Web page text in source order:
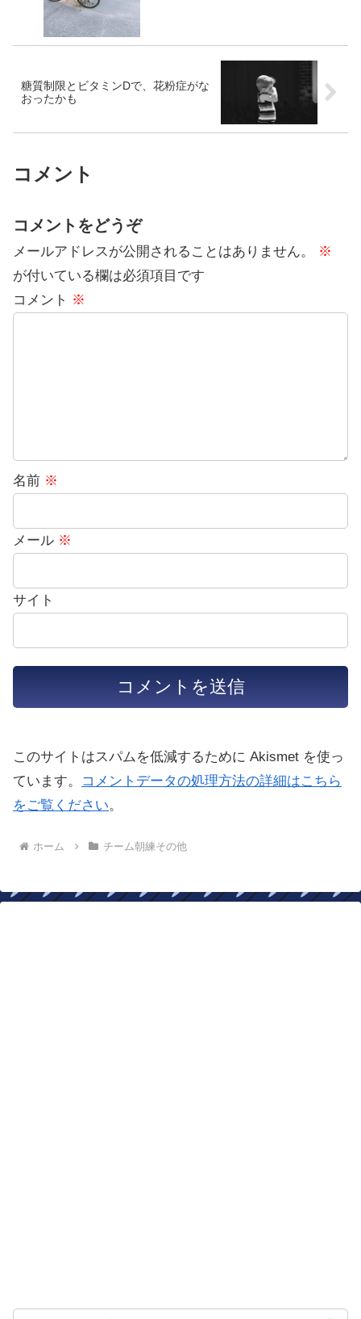
糖質制限とビタミンDで、花粉症がな
おったかも
コメント
コメントをどうぞ
メールアドレスが公開されることはありません。
※
が付いている欄は必須項目です
コメント ※
名前 ※
メール ※
サイト
このサイトはスパムを低減するために Akismet を使っ
ています。
コメントデータの処理方法の詳細はこちら
をご覧ください。
ホーム チーム朝練その他